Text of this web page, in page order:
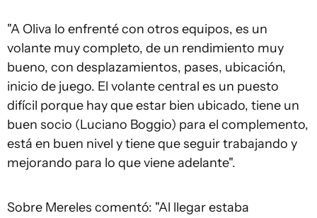
"A Oliva lo enfrenté con otros equipos, es un
volante muy completo, de un rendimiento muy
bueno, con desplazamientos, pases, ubicación,
inicio de juego. El volante central es un puesto
difícil porque hay que estar bien ubicado, tiene un
buen socio (Luciano Boggio) para el complemento,
está en buen nivel y tiene que seguir trabajando y
mejorando para lo que viene adelante".
Sobre Mereles comentó: "Al llegar estaba